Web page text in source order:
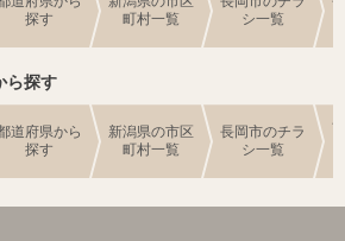
探す
町村一覧
シ一覧
ら探す
道府県から
探す
新潟県の市区
町村一覧
長岡市のチラ
シ一覧